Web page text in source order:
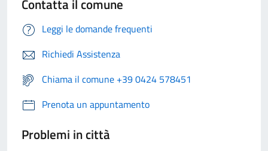
Contatta il comune
Leggi le domande frequenti
Richiedi Assistenza
Chiama il comune +39 0424 578451
Prenota un appuntamento
Problemi in città